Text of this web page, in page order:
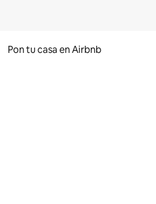
Pon tu casa en Airbnb